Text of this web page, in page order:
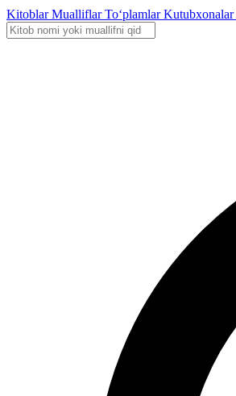
KitoblarMualliflarTo‘plamlarKutubxonalar